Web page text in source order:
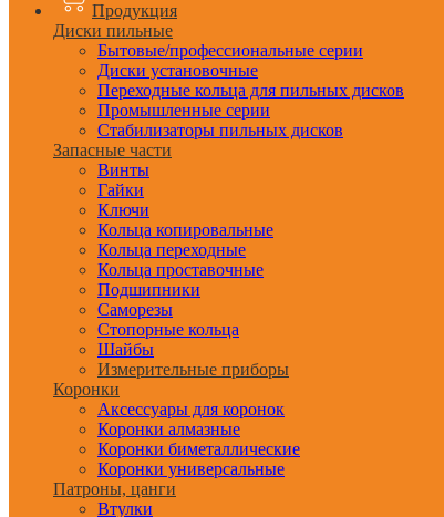
Продукция
Диски пильные
Бытовые/профессиональные серии
Диски установочные
Переходные кольца для пильных дисков
Промышленные серии
Стабилизаторы пильных дисков
Запасные части
Винты
Гайки
Ключи
Кольца копировальные
Кольца переходные
Кольца проставочные
Подшипники
Саморезы
Стопорные кольца
Шайбы
Измерительные приборы
Коронки
Аксессуары для коронок
Коронки алмазные
Коронки биметаллические
Коронки универсальные
Патроны, цанги
Втулки